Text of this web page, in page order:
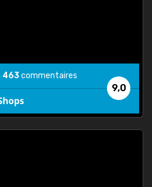
9,0
463commentaires